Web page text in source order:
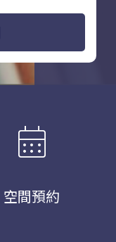
calendar_month
空間預約